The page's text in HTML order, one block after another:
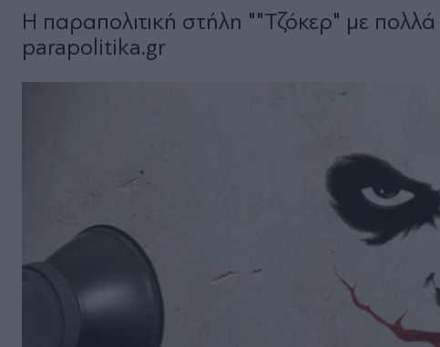
Η παραπολιτική στήλη ""Τζόκερ" με
parapolitika.gr